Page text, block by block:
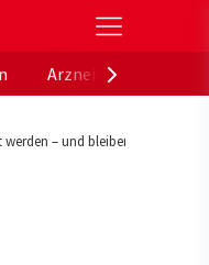
der
– und bleiben